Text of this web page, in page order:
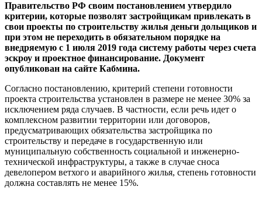
Правительство РФ своим постановлением утвердило
критерии, которые позволят застройщикам привлекать в
свои проекты по строительству жилья деньги дольщиков и
при этом не переходить в обязательном порядке на
внедряемую с 1 июля 2019 года систему работы через счета
эскроу и проектное финансирование. Документ
опубликован на сайте Кабмина.
Согласно постановлению, критерий степени готовности
проекта строительства установлен в размере не менее 30% за
исключением ряда случаев. В частности, если речь идет о
комплексном развитии территории или договоров,
предусматривающих обязательства застройщика по
строительству и передаче в государственную или
муниципальную собственность социальной и инженерно-
технической инфраструктуры, а также в случае сноса
девелопером ветхого и аварийного жилья, степень готовности
должна составлять не менее 15%.